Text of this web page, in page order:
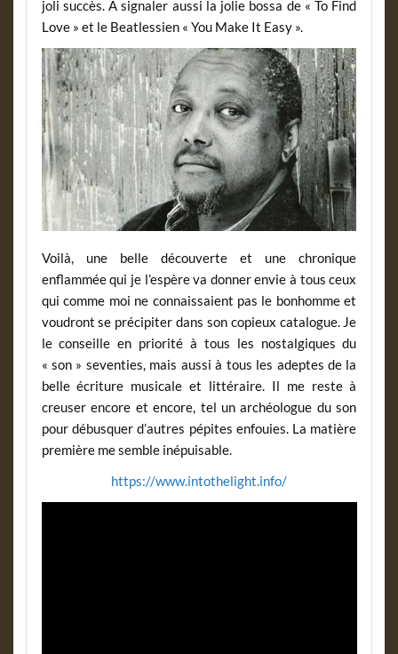
joli succès. A signaler aussi la jolie bossa de « To Find
Love » et le Beatlessien « You Make It Easy ».
Voilà, une belle découverte et une chronique
enflammée qui je l’espère va donner envie à tous ceux
qui comme moi ne connaissaient pas le bonhomme et
voudront se précipiter dans son copieux catalogue. Je
le conseille en priorité à tous les nostalgiques du
« son » seventies, mais aussi à tous les adeptes de la
belle écriture musicale et littéraire. Il me reste à
creuser encore et encore, tel un archéologue du son
pour débusquer d’autres pépites enfouies. La matière
première me semble inépuisable.
https://www.intothelight.info/